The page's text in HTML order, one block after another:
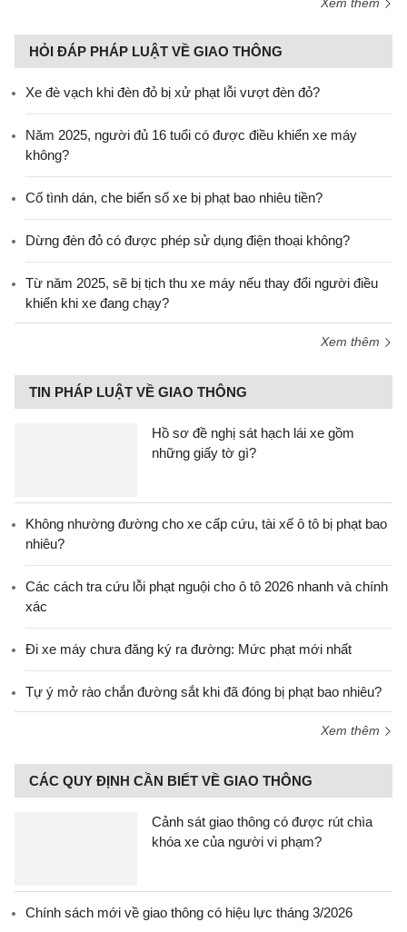
HỎI ĐÁP PHÁP LUẬT VỀ GIAO THÔNG
Xe đè vạch khi đèn đỏ bị xử phạt lỗi vượt đèn đỏ?
Năm 2025, người đủ 16 tuổi có được điều khiển xe máy
không?
Cố tình dán, che biển số xe bị phạt bao nhiêu tiền?
Dừng đèn đỏ có được phép sử dụng điện thoại không?
Từ năm 2025, sẽ bị tịch thu xe máy nếu thay đổi người điều
khiển khi xe đang chạy?
Xem thêm
TIN PHÁP LUẬT VỀ GIAO THÔNG
Hồ sơ đề nghị sát hạch lái xe gồm
những giấy tờ gì?
Không nhường đường cho xe cấp cứu, tài xế ô tô bị phạt bao
nhiêu?
Các cách tra cứu lỗi phạt nguội cho ô tô 2026 nhanh và chính
xác
Đi xe máy chưa đăng ký ra đường: Mức phạt mới nhất
Tự ý mở rào chắn đường sắt khi đã đóng bị phạt bao nhiêu?
Xem thêm
CÁC QUY ĐỊNH CẦN BIẾT VỀ GIAO THÔNG
Cảnh sát giao thông có được rút chìa
khóa xe của người vi phạm?
Chính sách mới về giao thông có hiệu lực tháng 3/2026